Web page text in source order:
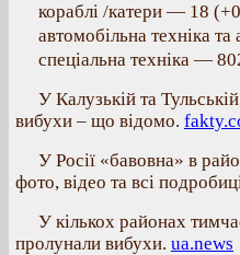
кораблі /катери — 18
автомобільна техніка
спеціальна техніка —
У Калузькій та
вибухи – що відомо.
У Росії «бавовна» в
фото, відео та всі
У кількох районах
пролунали вибухи. ua.news